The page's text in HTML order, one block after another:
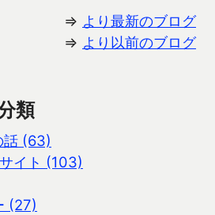
⇒ より最新のブログ
⇒ より以前のブログ
類
話 (63)
イト (103)
(27)